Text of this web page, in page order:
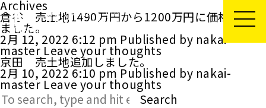
Archives
倉谷 売土地1490万円から1200万円に価格改定し
ました。
2月 12, 2022 6:12 pm Published by nakai-
master Leave your thoughts
京田 売土地追加しました。
2月 10, 2022 6:10 pm Published by nakai-
master Leave your thoughts
Search